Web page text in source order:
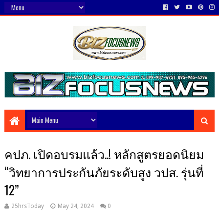
คปภ. เปิดอบรมแล้ว..! หลักสูตรยอดนิยม
“วิทยาการประกันภัยระดับสูง วปส. รุ่นที่
12”
25hrsToday May 24, 2024 0